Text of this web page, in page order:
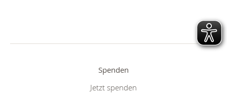
Spenden
Jetzt spenden